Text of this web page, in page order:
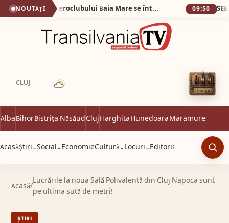
NOUTĂȚI (VIDEO) Veteranii Aeroclubului Baia Mare se întâlnesc sâmbătă 6 iunie 09:50
CLUJ
AlbaBihorBistrița NăsăudClujHarghitaHunedoaraMaramureș
AcasăȘtiri ⌄Social ⌄ EconomieCultură ⌄ Locuri ⌄ Editorial
Acasă/
Lucrările la noua Sală Polivalentă din Cluj Napoca sunt
pe ultima sută de metri!
ȘTIRI